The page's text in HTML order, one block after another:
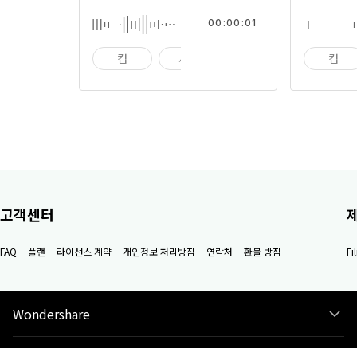
컵 사발
00:00:01
컵
고객센터
FAQ 플랜 라이선스 계약 개인정보 처리방침 연락처 환불 방침
Wondershare